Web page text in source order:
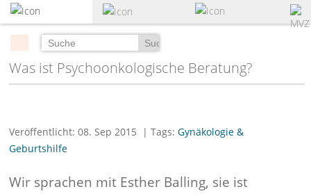
zum
Hauptinhalt
Suchen
Was ist Psychoonkologische Beratung?
Veröffentlicht: 08. Sep 2015 | Tags:Gynäkologie &
Geburtshilfe
Wir sprachen mit Esther Balling, sie ist